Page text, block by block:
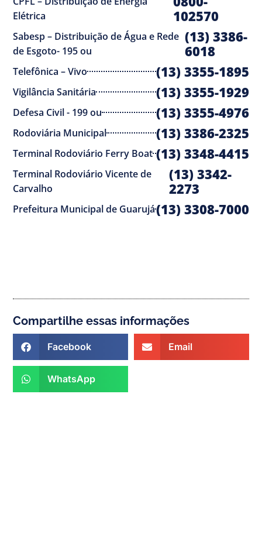
Elétrica
102570
Sabesp – Distribuição de Água e Rede
de Esgoto- 195 ou
(13) 3386-
6018
Telefônica – Vivo (13) 3355-1895
Vigilância Sanitária (13) 3355-1929
Defesa Civil - 199 ou (13) 3355-4976
Rodoviária Municipal (13) 3386-2325
Terminal Rodoviário Ferry Boat (13) 3348-4415
Terminal Rodoviário Vicente de
Carvalho
(13) 3342-
2273
Prefeitura Municipal de Guarujá(13) 3308-7000
Compartilhe essas informações
Facebook Email
WhatsApp